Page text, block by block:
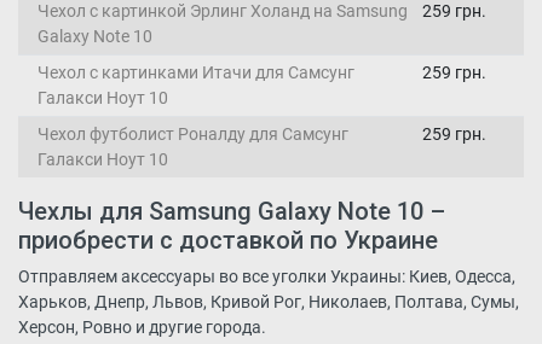
Чехол с картинкой Эрлинг Холанд на Samsung
Galaxy Note 10
259 грн.
Чехол с картинками Итачи для Самсунг
Галакси Ноут 10
259 грн.
Чехол футболист Роналду для Самсунг
Галакси Ноут 10
259 грн.
Чехлы для Samsung Galaxy Note 10 –
приобрести с доставкой по Украине
Отправляем аксессуары во все уголки Украины: Киев, Одесса,
Харьков, Днепр, Львов, Кривой Рог, Николаев, Полтава, Сумы,
Херсон, Ровно и другие города.